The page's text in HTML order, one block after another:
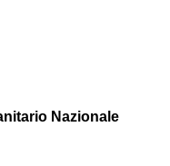
Nazionale